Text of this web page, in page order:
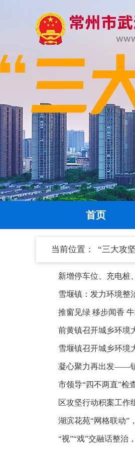
首页
当前位置： “三大攻
新增停车位、充电
雪堰镇：发力环境整
推窗见绿 移步闻香
前黄镇召开城乡环境
雪堰镇召开城乡环境
凝心聚力再出发——
市领导“四不两直”检
区攻坚行动积案工作
湖滨花苑“网格联动”
“视”“戏”交融话整治